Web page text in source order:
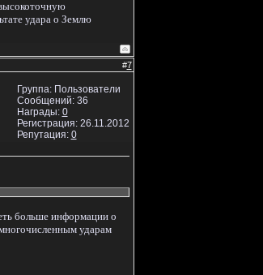
удара о Землю
#7
Группа: Пользователи
Сообщений: 36
Награды: 0
Регистрация: 26.11.2012
Репутация: 0
больше информации о
ударам